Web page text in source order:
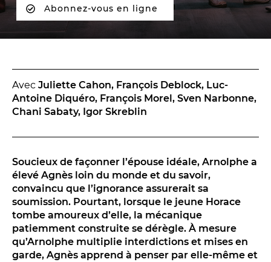
TOUTE LA SAISON
Les Spectacles
Les Tournées
Les Procès du samedi
Les Jeudis littéraires
Le Comité de lecture
LES TEMPS FORTS
Abonnez-vous en ligne
Avec Juliette Cahon, François Deblock, Luc-
Antoine Diquéro, François Morel, Sven Narbonne,
Chani Sabaty, Igor Skreblin
Soucieux de façonner l’épouse idéale, Arnolphe a
élevé Agnès loin du monde et du savoir,
convaincu que l’ignorance assurerait sa
soumission. Pourtant, lorsque le jeune Horace
tombe amoureux d’elle, la mécanique
patiemment construite se dérègle. À mesure
qu’Arnolphe multiplie interdictions et mises en
garde, Agnès apprend à penser par elle-même et